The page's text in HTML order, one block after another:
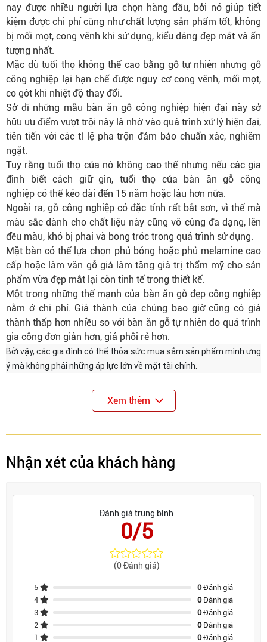
nay được nhiều người lựa chọn hàng đầu, bởi nó giúp tiết
kiệm được chi phí cũng như chất lượng sản phẩm tốt, không
bị mối mọt, cong vênh khi sử dụng, kiểu dáng đẹp mắt và ấn
tượng nhất.
Mặc dù tuổi thọ không thể cao bằng gỗ tự nhiên nhưng gỗ
công nghiệp lại hạn chế được nguy cơ cong vênh, mối mọt,
co gót khi nhiệt độ thay đổi.
Sở dĩ những mẫu bàn ăn gỗ công nghiệp hiện đại này sở
hữu ưu điểm vượt trội này là nhờ vào quá trình xử lý hiện đại,
tiên tiến với các tỉ lệ pha trộn đảm bảo chuẩn xác, nghiêm
ngặt.
Tuy rằng tuổi thọ của nó không cao thế nhưng nếu các gia
đình biết cách giữ gìn, tuổi thọ của bàn ăn gỗ công
nghiệp có thể kéo dài đến 15 năm hoặc lâu hơn nữa.
Ngoài ra, gỗ công nghiệp có đặc tính rất bắt sơn, vì thế mà
màu sắc dành cho chất liệu này cũng vô cùng đa dạng, lên
đều màu, khó bị phai và bong tróc trong quá trình sử dụng.
Mặt bàn có thể lựa chọn phủ bóng hoặc phủ melamine cao
cấp hoặc làm vân gỗ giả làm tăng giá trị thẩm mỹ cho sản
phẩm vừa đẹp mắt lại còn tinh tế trong thiết kế.
Một trong những thế mạnh của bàn ăn gỗ đẹp công nghiệp
nằm ở chi phí. Giá thành của chúng bao giờ cũng có giá
thành thấp hơn nhiều so với bàn ăn gỗ tự nhiên do quá trình
gia công đơn giản hơn, giá phôi rẻ hơn.
Bởi vậy, các gia đình có thể thỏa sức mua sắm sản phẩm mình ưng
ý mà không phải những áp lực lớn về mặt tài chính.
Xem thêm
Nhận xét của khách hàng
Đánh giá trung bình
0/5
(0 Đánh giá)
5 0Đánh giá
4
0Đánh giá
3
0Đánh giá
2
0Đánh giá
1
0Đánh giá